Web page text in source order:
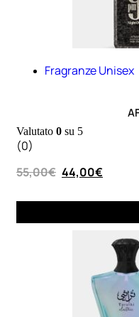
Fragranze Unisex
Valutato 0 su 5
(0)
55,00€ 44,00€